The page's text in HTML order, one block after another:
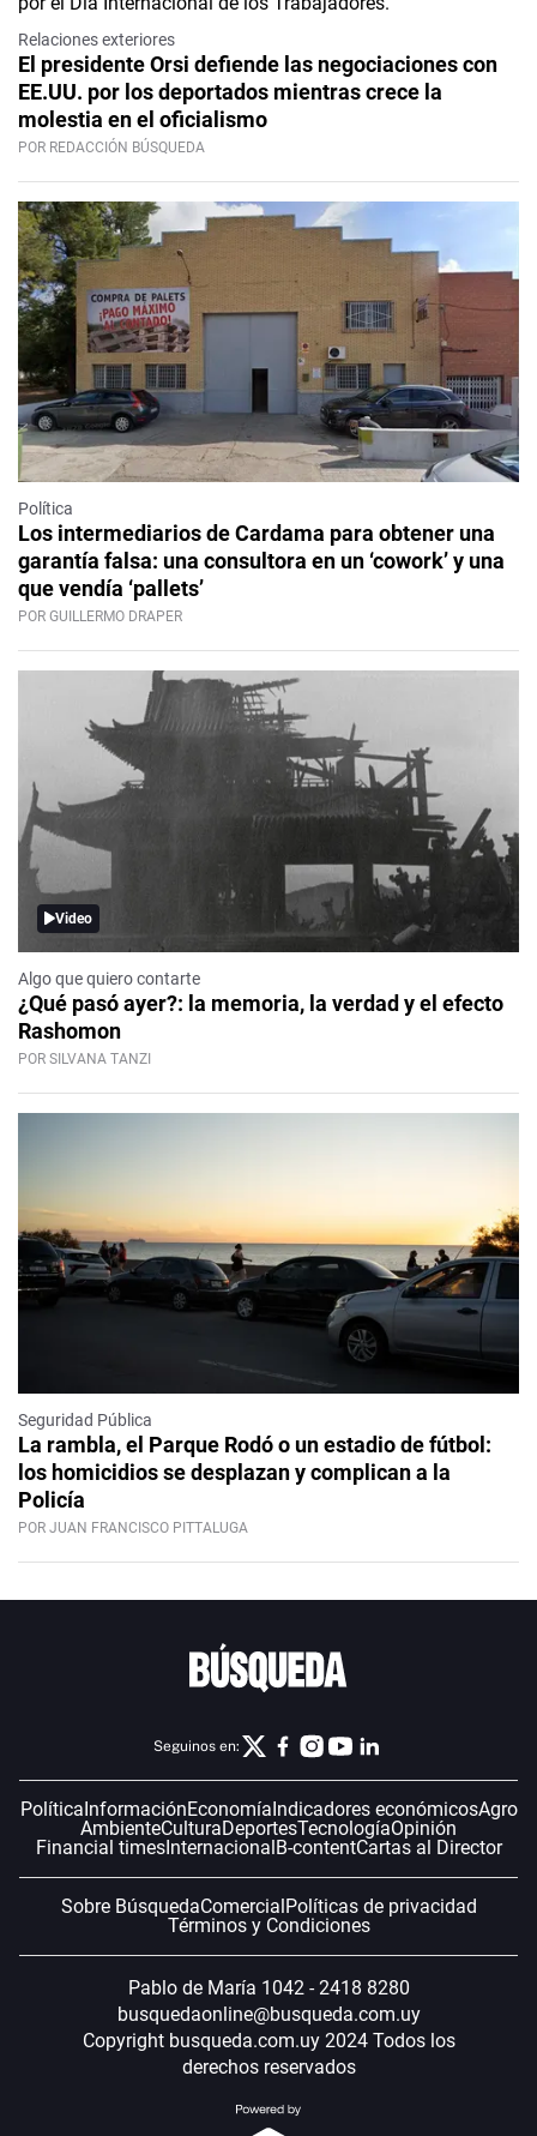
Relaciones exteriores
El presidente Orsi defiende las negociaciones con
EE.UU. por los deportados mientras crece la
molestia en el oficialismo
POR REDACCIÓN BÚSQUEDA
Política
Los intermediarios de Cardama para obtener una
garantía falsa: una consultora en un ‘cowork’ y una
que vendía ‘pallets’
POR GUILLERMO DRAPER
Video
Algo que quiero contarte
¿Qué pasó ayer?: la memoria, la verdad y el efecto
Rashomon
POR SILVANA TANZI
Seguridad Pública
La rambla, el Parque Rodó o un estadio de fútbol:
los homicidios se desplazan y complican a la
Policía
POR JUAN FRANCISCO PITTALUGA
Seguinos en:
Política InformaciónEconomía Indicadores económicosAgro
AmbienteCulturaDeportesTecnologíaOpinión
Financial timesInternacional B-contentCartas al Director
Sobre BúsquedaComercial Políticas de privacidad
Términos y Condiciones
Pablo de María 1042 - 2418 8280
busquedaonline@busqueda.com.uy
Copyright busqueda.com.uy 2024 Todos los
derechos reservados